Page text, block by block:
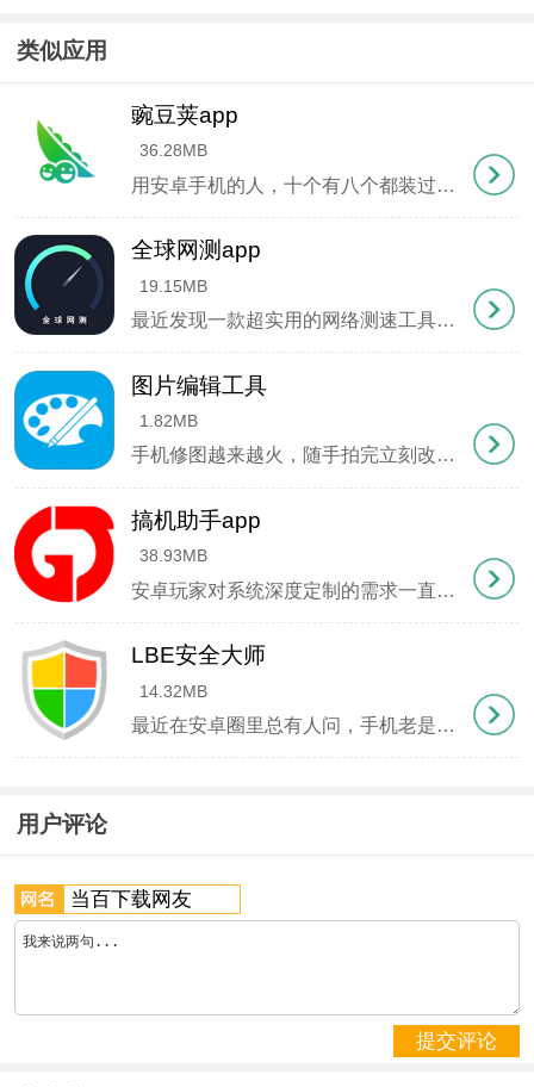
关
4. 点击"添加按键"后选择"开始监听"
5. 根据提示操作方向盘按键，多次按压待识别成功
二、按键识别异常处理方案
若按键无法识别，可通过日志分析排查问题：
1. 重复执行ADB授权命令
2. 重启桌面应用
3. 开启日志记录功能（长按映射界面指定区域）
4. 持续操作待识别的方向盘按键
管理器导出）
使用问题解答
2. 检查地图应用的悬浮窗权限是否开启
启动+6秒延迟返回）
类似应用
豌豆荚app
36.28MB
用安卓手机的人，十个有八个都装过豌豆荚。这款老牌应用商店从2009年做到现在，攒下了5亿用户的家底，光应用库存就压了320多万款。除了常规的APP和游戏，它还包揽了130多家内容商的活儿，音乐视频电子书一股脑全塞进你手机里。最狠的是那
全球网测app
19.15MB
最近发现一款超实用的网络测速工具——全球网测app，由中国信通院官方出品。平时用手机管家测速总觉得结果飘忽不定，这款软件直接调用全国千余台专业服务器，测出来的数据特别准。不管是家里WiFi卡顿还是5G信号不稳，它能一键诊断网速、延迟
图片编辑工具
1.82MB
手机修图越来越火，随手拍完立刻改图成了刚需。专业软件太复杂，功能太多反而用不上。这款图片编辑器瞄准的就是普通人的日常需求——加个文字、调个颜色、拼几张图，手指划拉几下就能搞定。早上给课件插图加标注，下午会议随手画个流程图，晚上旅游照片
搞机助手app
38.93MB
安卓玩家对系统深度定制的需求一直存在，搞机助手app正是为这类用户量身打造的工具箱。这款软件将复杂的刷机操作简化为指尖点击，从基础的系统清理到高级的Magisk模块管理都囊括其中。特别吸引人的是它能在免Root状态下实现Xposed模
LBE安全大师
14.32MB
最近在安卓圈里总有人问，手机老是卡顿发热怎么办？广告弹窗关不掉咋整？其实这些问题LBE安全大师都能搞定。这款工具不像那些花里胡哨的清理软件，它是实打实的系统级防护专家，从底层监控应用行为。最让我服气的是它能防住那些偷偷自启的APP，连
用户评论
提交评论